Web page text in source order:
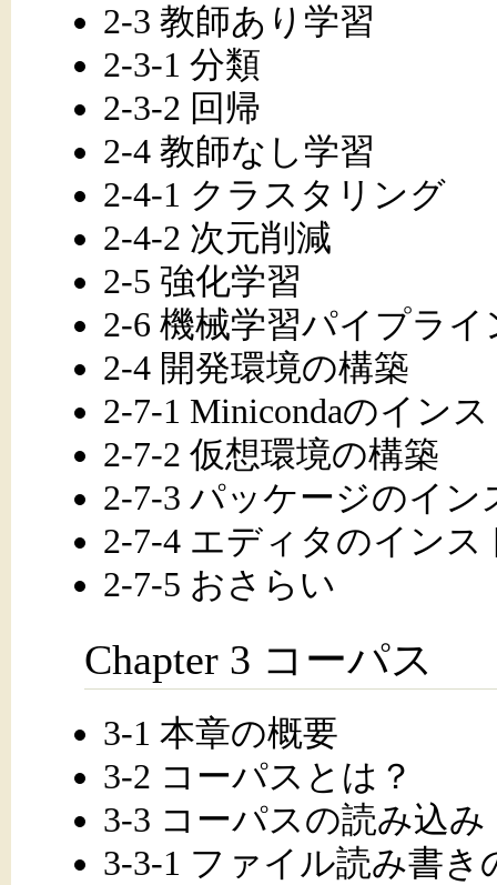
2-3 教師あり学習
2-3-1 分類
2-3-2 回帰
2-4 教師なし学習
2-4-1 クラスタリング
2-4-2 次元削減
2-5 強化学習
2-6 機械学習パイプライ
2-4 開発環境の構築
2-7-1 Minicondaのイン
2-7-2 仮想環境の構築
2-7-3 パッケージのイン
2-7-4 エディタのインス
2-7-5 おさらい
Chapter 3 コーパス
3-1 本章の概要
3-2 コーパスとは？
3-3 コーパスの読み込み
3-3-1 ファイル読み書き